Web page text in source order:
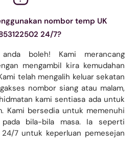
nombor temp UK
24/7?
boleh! Kami merancang
mengambil kira kemudahan
telah mengalih keluar sekatan
nombor siang atau malam,
kami sentiasa ada untuk
Kami bersedia untuk memenuhi
bila-bila masa. Ia seperti
7 untuk keperluan pemesejan